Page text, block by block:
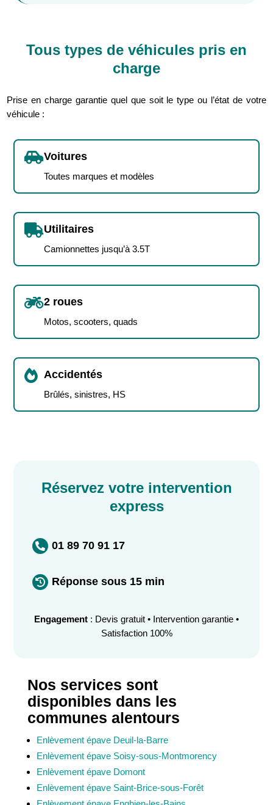
Tous types de véhicules pris en
charge
Prise en charge garantie quel que soit le type ou l’état de votre
véhicule :
Voitures
Toutes marques et modèles
Utilitaires
Camionnettes jusqu’à 3.5T
2 roues
Motos, scooters, quads
 Accidentés
Brûlés, sinistres, HS
Réservez votre intervention
express
 01 89 70 91 17
 Réponse sous 15 min
Engagement : Devis gratuit • Intervention garantie •
Satisfaction 100%
Nos services sont
disponibles dans les
communes alentours
Enlèvement épave Deuil-la-Barre
Enlèvement épave Soisy-sous-Montmorency
Enlèvement épave Domont
Enlèvement épave Saint-Brice-sous-Forêt